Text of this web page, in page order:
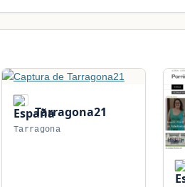
Tarragona21
Tarragona